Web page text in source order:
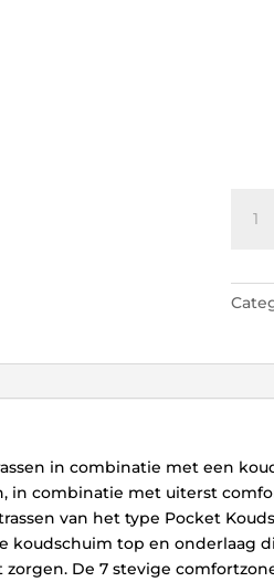
in combinatie met een
in combinatie met uiterst
van het type Pocket
koudschuim top en onderlaag
De 7 stevige